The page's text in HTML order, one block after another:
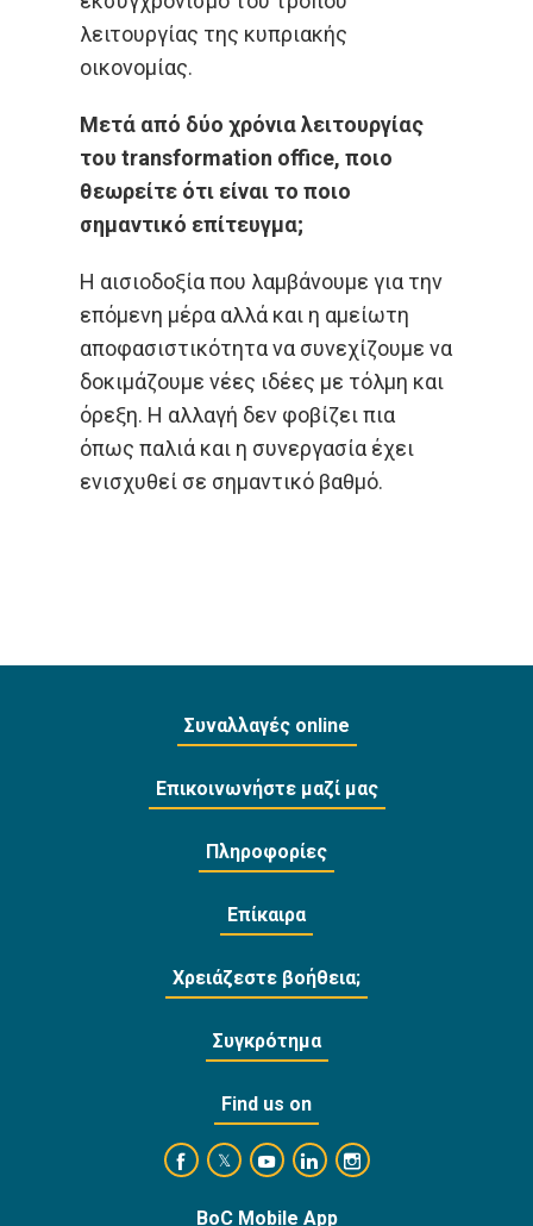
λειτουργίας της κυπριακής
οικονομίας.
Μετά από δύο χρόνια λειτουργίας
τουtransformation office, ποιο
θεωρείτε ότι είναι το ποιο
σημαντικό επίτευγμα;
Η αισιοδοξία που λαμβάνουμε για την
επόμενη μέρα αλλά και η αμείωτη
αποφασιστικότητα να συνεχίζουμε να
δοκιμάζουμε νέες ιδέες με τόλμη και
όρεξη. Η αλλαγή δεν φοβίζει πια
όπως παλιά και η συνεργασία έχει
ενισχυθεί σε σημαντικό βαθμό.
Συναλλαγές online
Επικοινωνήστε μαζί μας
Πληροφορίες
Επίκαιρα
Χρειάζεστε βοήθεια;
Συγκρότημα
Find us on
https://www.facebook.com/
https://twitter.com/bankofcyprus_
https://www.youtube.com/user/
https://www.linkedin.com/
https://
BoC Mobile App